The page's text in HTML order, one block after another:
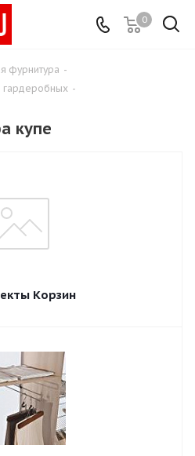
0
фурнитура -
гардеробных -
купе
Корзин